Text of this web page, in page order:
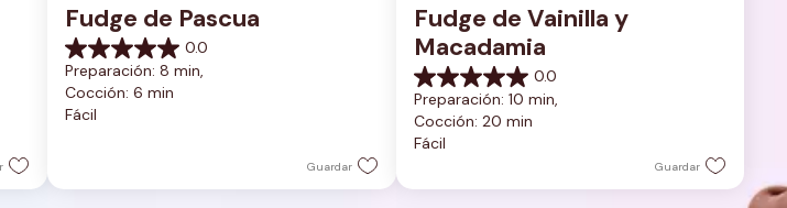
Fudge de Pascua
0.0
0.0
de
5
estrellas.
Preparación: 8 min,
Cocción: 6 min
Fácil
Guardar
Fudge de Vainilla y
Macadamia
0.0
0.0
de
5
estrellas.
Preparación: 10 min,
Cocción: 20 min
Fácil
Guardar